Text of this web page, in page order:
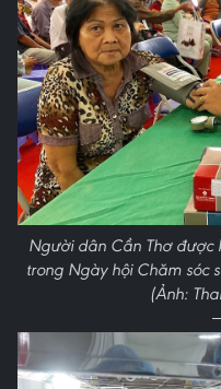
Người dân Cần Thơ được
trong Ngày hội Chăm sóc
(Ảnh: